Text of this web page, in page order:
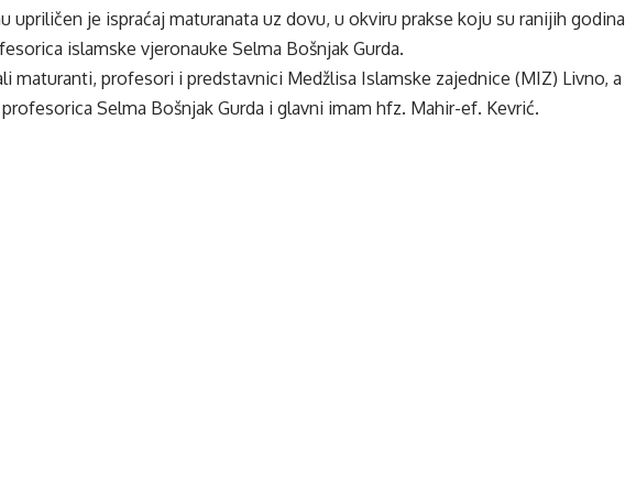
upriličen je ispraćaj maturanata uz dovu, u okviru prakse koju su ranijih godina
islamske vjeronauke Selma Bošnjak Gurda.
maturanti, profesori i predstavnici Medžlisa Islamske zajednice (MIZ) Livno, a
Selma Bošnjak Gurda i glavni imam hfz. Mahir-ef. Kevrić.